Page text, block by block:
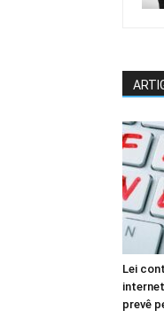
Lei
prevê